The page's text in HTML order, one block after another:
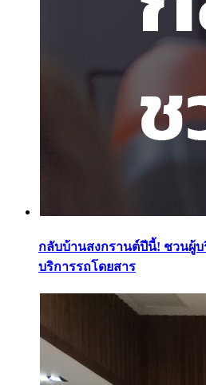
กลับบ้านสงกรานต์ปีนี้! ชวนผู้
บริการรถโดยสาร